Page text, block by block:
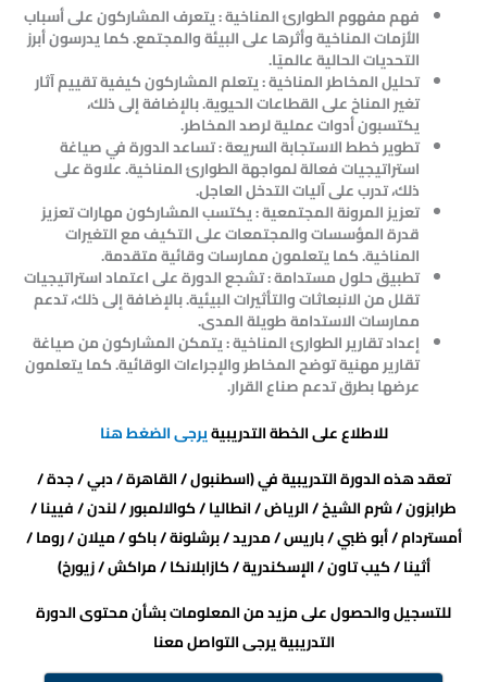
فهم مفهوم الطوارئ المناخية : يتعرف المشاركون على أسباب
الأزمات المناخية وأثرها على البيئة والمجتمع. كما يدرسون أبرز
التحديات الحالية عالميًا.
تحليل المخاطر المناخية : يتعلم المشاركون كيفية تقييم آثار
تغير المناخ على القطاعات الحيوية. بالإضافة إلى ذلك،
يكتسبون أدوات عملية لرصد المخاطر.
تطوير خطط الاستجابة السريعة : تساعد الدورة في صياغة
استراتيجيات فعالة لمواجهة الطوارئ المناخية. علاوة على
ذلك، تدرب على آليات التدخل العاجل.
تعزيز المرونة المجتمعية : يكتسب المشاركون مهارات تعزيز
قدرة المؤسسات والمجتمعات على التكيف مع التغيرات
المناخية. كما يتعلمون ممارسات وقائية متقدمة.
تطبيق حلول مستدامة : تشجع الدورة على اعتماد استراتيجيات
تقلل من الانبعاثات والتأثيرات البيئية. بالإضافة إلى ذلك، تدعم
ممارسات الاستدامة طويلة المدى.
إعداد تقارير الطوارئ المناخية : يتمكن المشاركون من صياغة
تقارير مهنية توضح المخاطر والإجراءات الوقائية. كما يتعلمون
عرضها بطرق تدعم صناع القرار.
للاطلاع على الخطة التدريبيةيرجى الضغط هنا
تعقد هذه الدورة التدريبية في (اسطنبول / القاهرة / دبي / جدة /
طرابزون / شرم الشيخ / الرياض / انطاليا / كوالالمبور / لندن / فيينا /
أمستردام / أبو ظبي / باريس / مدريد / برشلونة / باكو / ميلان / روما /
أثينا / كيب تاون / الإسكندرية / كازابلانكا / مراكش / زيورخ)
للتسجيل والحصول على مزيد من المعلومات بشأن محتوى الدورة
التدريبية يرجى التواصل معنا